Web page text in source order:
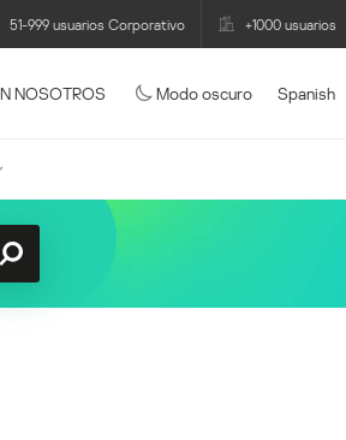
51-999 usuarios Corporativo +1000 usuarios
NOSOTROS Modo oscuro Spanish